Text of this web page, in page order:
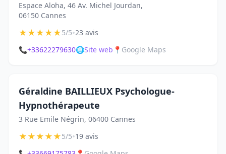
Espace Aloha, 46 Av. Michel Jourdan,
06150 Cannes
★★★★★5/5•23 avis
📞+33622279630🌐Site web 📍 Google Maps
Géraldine BAILLIEUX Psychologue-
Hypnothérapeute
3 Rue Emile Négrin, 06400 Cannes
★★★★★5/5•19 avis